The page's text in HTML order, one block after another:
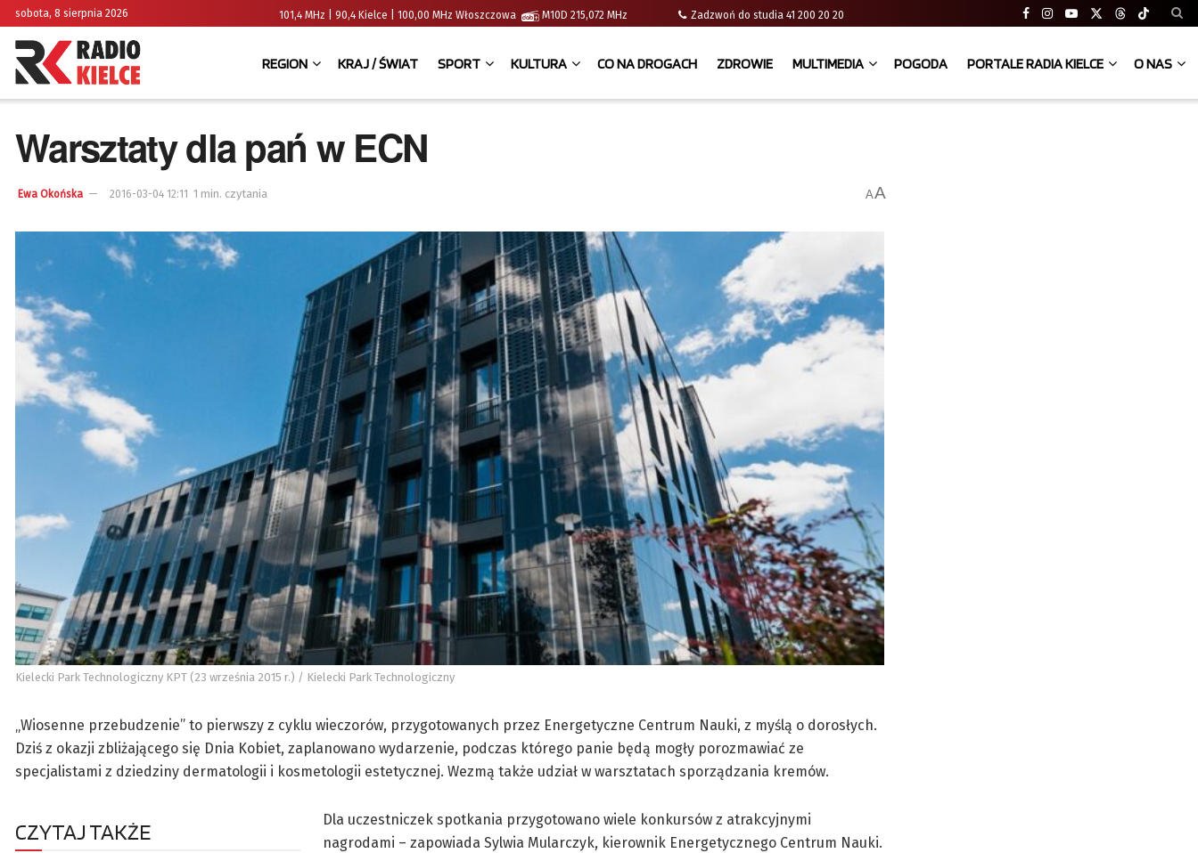
sobota, 8 sierpnia 2026 101,4 MHz | 90,4 Kielce | 100,00 MHz Włoszczowa M10D 215,072 MHz Zadzwoń do studia 41 200 20 20
REGION KRAJ / ŚWIAT SPORT KULTURA CO NA DROGACH ZDROWIE MULTIMEDIA POGODA PORTALE RADIA KIELCE O NAS
Warsztaty dla pań w ECN
Ewa Okońska 2016-03-04 12:11 1 min. czytania AA
Kielecki Park Technologiczny KPT (23 września 2015 r.) / Kielecki Park Technologiczny
„Wiosenne przebudzenie” to pierwszy z cyklu wieczorów, przygotowanych przez Energetyczne Centrum Nauki, z myślą o dorosłych.
Dziś z okazji zbliżającego się Dnia Kobiet, zaplanowano wydarzenie, podczas którego panie będą mogły porozmawiać ze
specjalistami z dziedziny dermatologii i kosmetologii estetycznej. Wezmą także udział w warsztatach sporządzania kremów.
CZYTAJ TAKŻE
Dla uczestniczek spotkania przygotowano wiele konkursów z atrakcyjnymi
nagrodami – zapowiada Sylwia Mularczyk, kierownik Energetycznego Centrum Nauki.